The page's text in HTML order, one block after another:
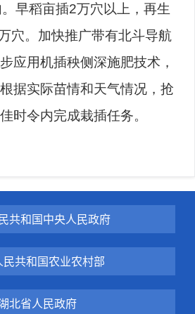
早稻亩插2万穴以上，再生
穴。加快推广带有北斗导航
应用机插秧侧深施肥技术，
根据实际苗情和天气情况，抢
时令内完成栽插任务。
共和国中央人民政府
民共和国农业农村部
北省人民政府